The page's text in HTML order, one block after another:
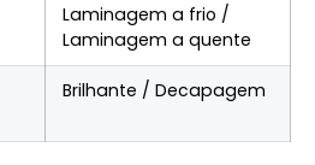
Laminagem a frio /
Laminagem a quente
Brilhante / Decapagem